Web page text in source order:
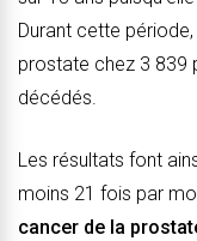
Durant cette
prostate chez 3 839
décédés.
Les résultats font
moins 21 fois par
cancer de la